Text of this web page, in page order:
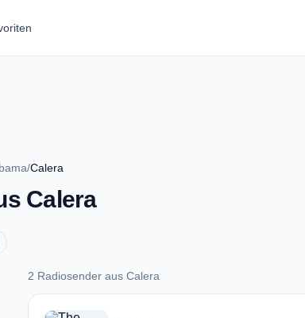
/Calera
Calera
2 Radiosender aus Calera
2 Radiosender aus Calera